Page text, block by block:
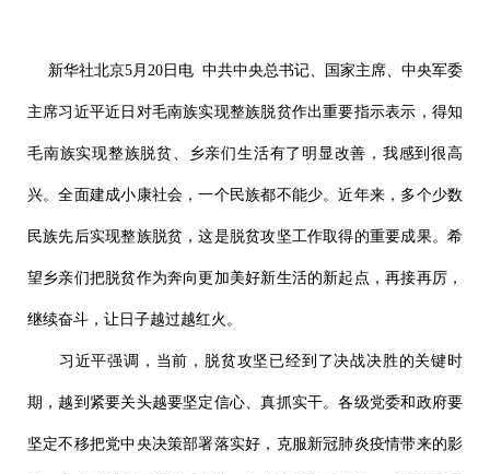
新华社北京5月20日电 中共中央总书记、国家主席、中央军委
主席习近平近日对毛南族实现整族脱贫作出重要指示表示，得知
毛南族实现整族脱贫、乡亲们生活有了明显改善，我感到很高
兴。全面建成小康社会，一个民族都不能少。近年来，多个少数
民族先后实现整族脱贫，这是脱贫攻坚工作取得的重要成果。希
望乡亲们把脱贫作为奔向更加美好新生活的新起点，再接再厉，
继续奋斗，让日子越过越红火。
习近平强调，当前，脱贫攻坚已经到了决战决胜的关键时
期，越到紧要关头越要坚定信心、真抓实干。各级党委和政府要
坚定不移把党中央决策部署落实好，克服新冠肺炎疫情带来的影